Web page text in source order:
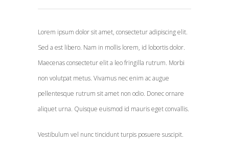
Lorem ipsum dolor sit amet, consectetur adipiscing elit.
Sed a est libero. Nam in mollis lorem, id lobortis dolor.
Maecenas consectetur elit a leo fringilla rutrum. Morbi
non volutpat metus. Vivamus nec enim ac augue
pellentesque rutrum sit amet non odio. Donec ornare
aliquet urna. Quisque euismod id mauris eget convallis.
Vestibulum vel nunc tincidunt turpis posuere suscipit.